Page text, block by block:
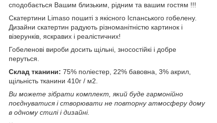
сподобається Вашим близьким, рідним та вашим гостям !!!
Скатертини Limaso пошиті з якісного Іспанського гобелену.
Дизайни скатертин радують різноманітністю картинок і
візерунків, яскравих і реалістичних!
Гобеленові вироби досить щільні, зносостійкі і добре
перуться.
Склад тканини: 75% поліестер, 22% бавовна, 3% акрил,
щільність тканини 410г / м2.
Ви можете зібрати комплект, який буде гармонійно
поєднуватися і створювати не повторну атмосферу дому
в одному стилі і дизайні.